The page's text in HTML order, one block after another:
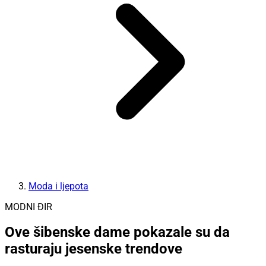
Moda i ljepota
MODNI ĐIR
Ove šibenske dame pokazale su da
rasturaju jesenske trendove